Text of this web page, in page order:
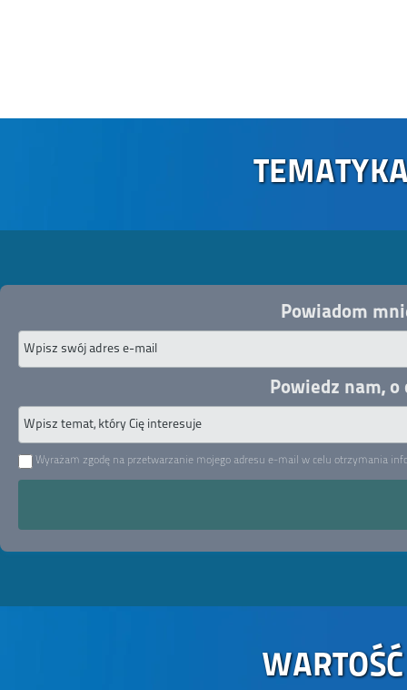
Powiadom
Powiedz nam, o
Wyrażam zgodę na przetwarzanie mojego adresu e-mail w celu otrzymania